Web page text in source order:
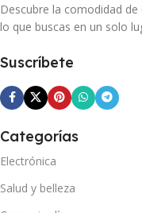
Descubre la comodidad
lo que buscas en un solo
Suscríbete
Categorías
Electrónica
Salud y belleza